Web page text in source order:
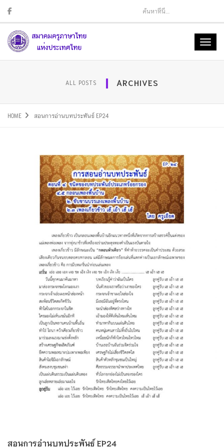
ALL POSTS ARCHIVES
HOME สอนการอ่านบทประพันธ์ EP24
สอนการอ่านบทประพันธ์ EP24